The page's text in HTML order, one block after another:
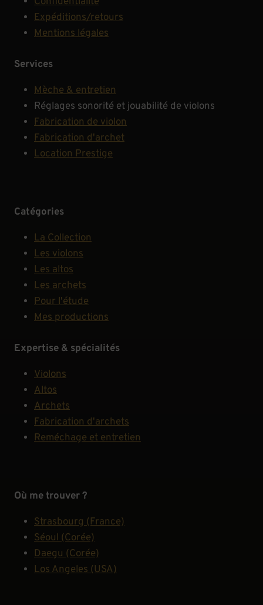
Expéditions/retours
Mentions légales
Services
Mèche & entretien
Réglages sonorité et jouabilité de violons
Fabrication de violon
Fabrication d'archet
Location Prestige
Catégories
La Collection
Les violons
Les altos
Les archets
Pour l'étude
Mes productions
Expertise & spécialités
Violons
Altos
Archets
Fabrication d'archets
Reméchage et entretien
Où me trouver ?
Strasbourg (France)
Séoul (Corée)
Daegu (Corée)
Los Angeles (USA)